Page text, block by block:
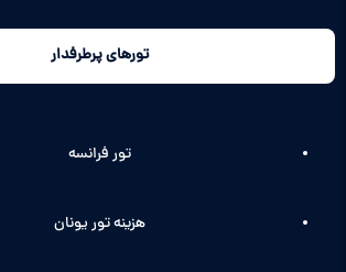
تورهای پرطرفدار
تور فرانسه
هزینه تور یونان